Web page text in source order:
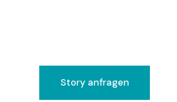
Story anfragen